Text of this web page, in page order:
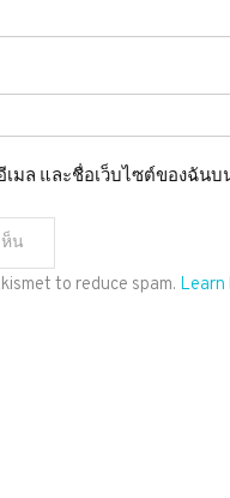
มล และชื่อเว็บไซต์ของฉันบ
to reduce spam. Learn